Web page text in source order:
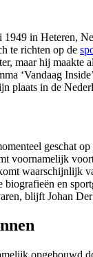
in Heteren,
te richten op de
maar hij
‘Vandaag
plaats in de
geschat
voornamelijk
waarschijnlijk
biografieën en
blijft Johan